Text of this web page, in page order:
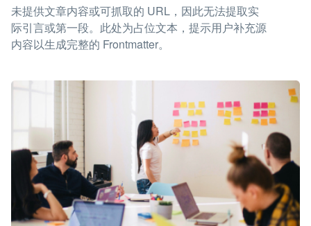
未提供文章内容或可抓取的 URL，因此无法提取实
际引言或第一段。此处为占位文本，提示用户补充源
内容以生成完整的 Frontmatter。